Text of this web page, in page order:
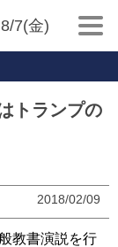
8/7(金)
トランプの
2018/02/09
教書演説を行